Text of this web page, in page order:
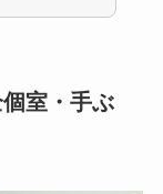
室・手ぶ